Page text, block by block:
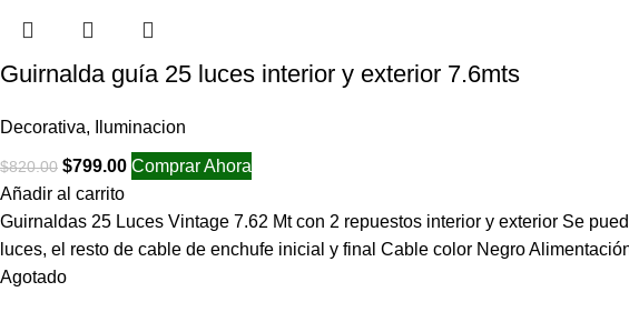
Guirnalda guía 25 luces interior y exterior 7.6mts
Decorativa, Iluminacion
$820.00 $799.00 Comprar Ahora
Añadir al carrito
Guirnaldas 25 Luces Vintage 7.62 Mt con 2 repuestos interior y exterior Se
luces, el resto de cable de enchufe inicial y final Cable color Negro
Agotado